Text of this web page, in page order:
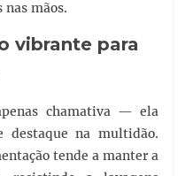
mãos.
vibrante para
chamativa — ela
destaque na multidão.
tende a manter a